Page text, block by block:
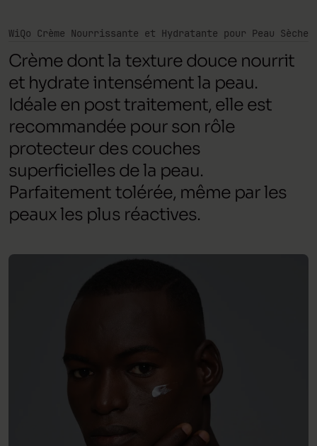
WiQo Crème Nourrissante et Hydratante pour Peau Sèche
Crème dont la texture douce nourrit
et hydrate intensément la peau.
Idéale en post traitement, elle est
recommandée pour son rôle
protecteur des couches
superficielles de la peau.
Parfaitement tolérée, même par les
peaux les plus réactives.